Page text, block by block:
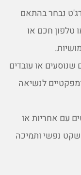
נבחר בהתאם
טלפון חכם או
שנוסעים או עובדים
לנשיאה
עם אחריות או
נפשי ותמיכה